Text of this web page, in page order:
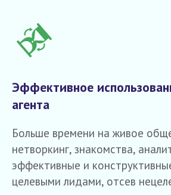
Эффективное
агента
Больше времени на живое
нетворкинг, знакомства,
эффективные и
целевыми лидами, отсев
УСЛУГИ
CHATGPTДЛЯ